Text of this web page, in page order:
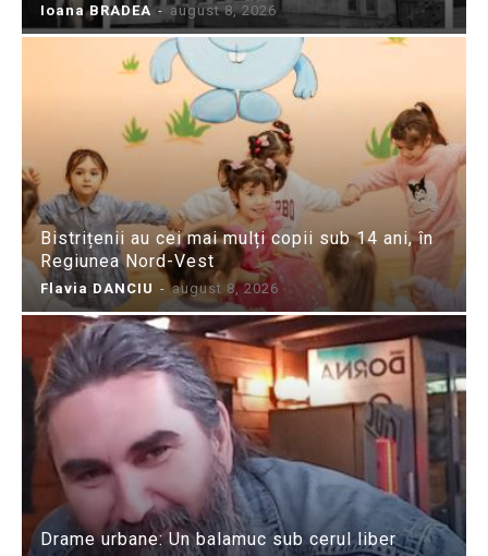
Ioana BRADEA - august 8, 2026
Bistrițenii au cei mai mulți copii sub 14 ani, în
Regiunea Nord-Vest
Flavia DANCIU - august 8, 2026
Drame urbane: Un balamuc sub cerul liber